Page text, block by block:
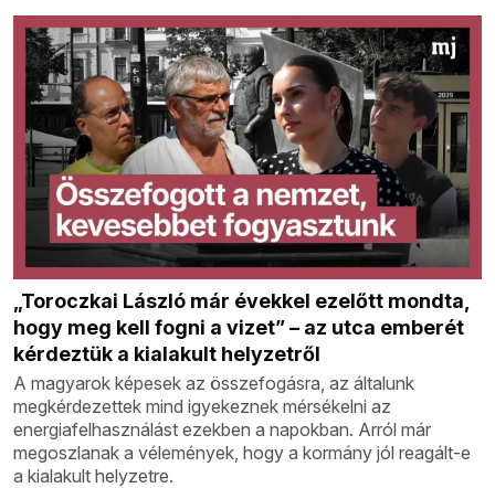
„Toroczkai László már évekkel ezelőtt mondta,
hogy meg kell fogni a vizet” – az utca emberét
kérdeztük a kialakult helyzetről
A magyarok képesek az összefogásra, az általunk
megkérdezettek mind igyekeznek mérsékelni az
energiafelhasználást ezekben a napokban. Arról már
megoszlanak a vélemények, hogy a kormány jól reagált-e
a kialakult helyzetre.